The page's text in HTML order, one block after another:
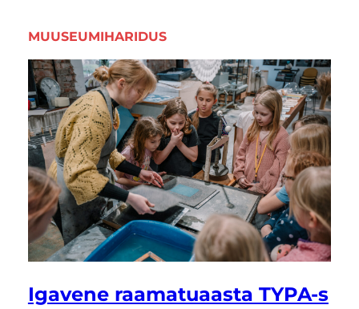
MUUSEUMIHARIDUS
Igavene raamatuaasta TYPA-s